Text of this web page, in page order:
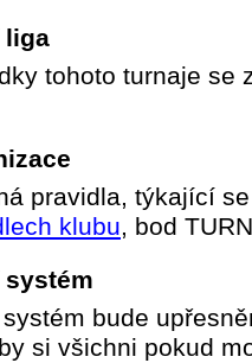
liga
tohoto turnaje
pravidla, týkající
klubu, bod
systém
bude
si všichni pokud